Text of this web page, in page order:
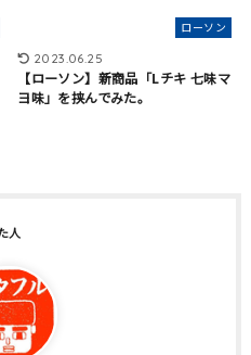
ローソン
2023.06.25
【ローソン】新商品「Lチキ 七味マ
ヨ味」を挟んでみた。